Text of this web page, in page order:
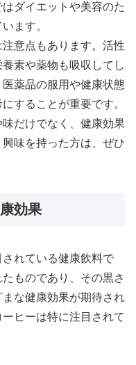
ダイエットや美容のた
ます。
意点もあります。活性
素や薬物も吸収してし
薬品の服用や健康状態
することが重要です。
だけでなく、健康効果
味を持った方は、ぜひ
効果
れている健康飲料で
ものであり、その黒さ
な健康効果が期待され
ヒーは特に注目されて